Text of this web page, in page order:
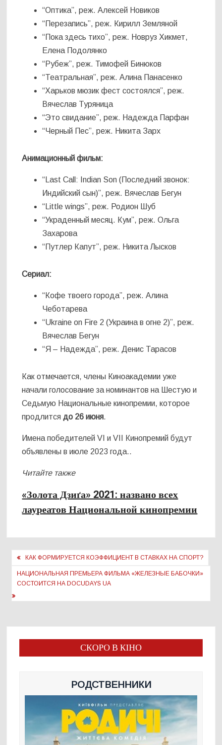
“Оптика”, реж. Алексей Новиков
“Перезапись”, реж. Кирилл Земляной
“Пока здесь тихо”, реж. Новруз Хикмет,
Елена Подолянко
“Рубеж”, реж. Тимофей Бинюков
“Театральная”, реж. Алина Панасенко
“Харьков мюзик фест состоялся”, реж.
Вячеслав Туряница
“Это свидание”, реж. Надежда Парфан
“Черный Пес”, реж. Никита Зарх
Анимационный фильм:
“Last Call: Indian Son (Последний звонок:
Индийский сын)”, реж. Вячеслав Бегун
“Little wings”, реж. Родион Шуб
“Украденный месяц. Кум”, реж. Ольга
Захарова
“Путлер Капут”, реж. Никита Лысков
Сериал:
“Кофе твоего города”, реж. Алина
Чеботарева
“Ukraine on Fire 2 (Украина в огне 2)”, реж.
Вячеслав Бегун
“Я – Надежда”, реж. Денис Тарасов
Как отмечается, члены Киноакадемии уже
начали голосование за номинантов на Шестую и
Седьмую Национальные кинопремии, которое
продлитсядо 26 июня.
Имена победителей VI и VII Кинопремий будут
объявлены в июле 2023 года..
Читайте также
«Золота Дзиґа» 2021: названо всех
лауреатов Национальной кинопремии
Навигация
по
записям
КАК ФОРМИРУЕТСЯ КОЭФФИЦИЕНТ В СТАВКАХ НА СПОРТ?
НАЦИОНАЛЬНАЯ ПРЕМЬЕРА ФИЛЬМА «ЖЕЛЕЗНЫЕ БАБОЧКИ»
СОСТОИТСЯ НА DOCUDAYS UA
СКОРО В КІНО
РОДСТВЕННИКИ